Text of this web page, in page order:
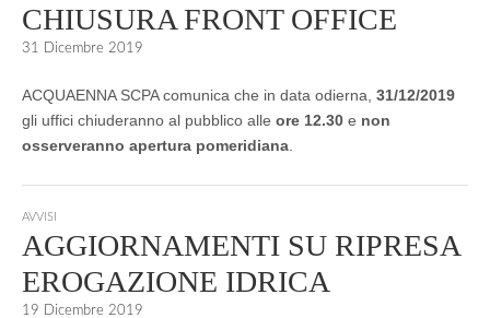
CHIUSURA FRONT OFFICE
31 Dicembre 2019
ACQUAENNA SCPA comunica che in data odierna, 31/12/2019
gli uffici chiuderanno al pubblico alle ore 12.30 e non
osserveranno apertura pomeridiana
AVVISI
AGGIORNAMENTI SU RIPRESA
EROGAZIONE IDRICA
19 Dicembre 2019